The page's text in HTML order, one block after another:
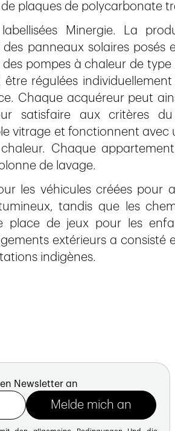
plaques de polycarbonate
Minergie. La
panneaux solaires posés
pompes à chaleur de
régulées
Chaque acquéreur peut
satisfaire aux critères
vitrage et fonctionnent avec
Chaque
de lavage.
les véhicules créées pour
tandis que les
place de jeux pour les
extérieurs a consisté
indigènes.
Newsletter an